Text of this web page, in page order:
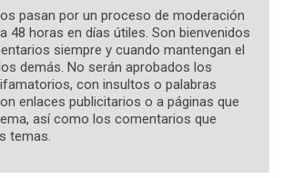
pasan por un proceso de moderación
48 horas en días útiles. Son bienvenidos
siempre y cuando mantengan el
demás. No serán aprobados los
con insultos o palabras
enlaces publicitarios o a páginas que
así como los comentarios que
temas.